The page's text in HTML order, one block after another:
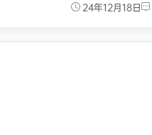
24年12月18日